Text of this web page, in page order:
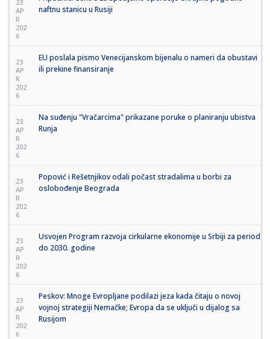
23
AP
R
202
6
naftnu stanicu u Rusiji
23
AP
R
202
6
EU poslala pismo Venecijanskom bijenalu o nameri da obustavi
ili prekine finansiranje
23
AP
R
202
6
Na suđenju "Vračarcima" prikazane poruke o planiranju ubistva
Runja
23
AP
R
202
6
Popović i Rešetnjikov odali počast stradalima u borbi za
oslobođenje Beograda
23
AP
R
202
6
Usvojen Program razvoja cirkularne ekonomije u Srbiji za period
do 2030. godine
23
AP
R
202
6
Peskov: Mnoge Evropljane podilazi jeza kada čitaju o novoj
vojnoj strategiji Nemačke; Evropa da se uključi u dijalog sa
Rusijom